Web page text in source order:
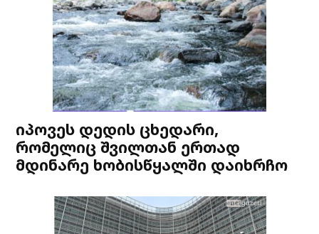
იპოვეს დედის ცხედარი,
რომელიც შვილთან ერთად
მდინარე ხობისწყალში დაიხრჩო